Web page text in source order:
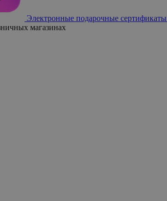
Электронные подарочные
магазинах